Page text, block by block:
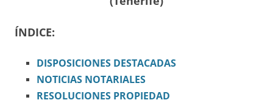
ÍNDICE:
DISPOSICIONES DESTACADAS
NOTICIAS NOTARIALES
RESOLUCIONES PROPIEDAD